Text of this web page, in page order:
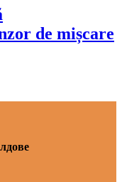
de mișcare